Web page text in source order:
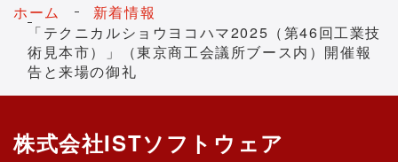
ホーム
新着情報
「テクニカルショウヨコハマ2025（第46回工業技
術見本市）」（東京商工会議所ブース内）開催報
告と来場の御礼
株式会社ISTソフトウェア